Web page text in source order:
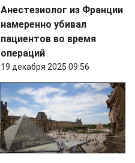
Анестезиолог из Франции
намеренно убивал
пациентов во время
операций
19 декабря 2025 09:56